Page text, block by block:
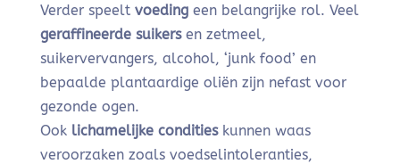
Verder speelt voedingeen belangrijke rol. Veel
geraffineerde suikersen zetmeel,
suikervervangers, alcohol, ‘junk food’ en
bepaalde plantaardige oliën zijn nefast voor
gezonde ogen.
Ook lichamelijke conditieskunnen waas
veroorzaken zoals voedselintoleranties,